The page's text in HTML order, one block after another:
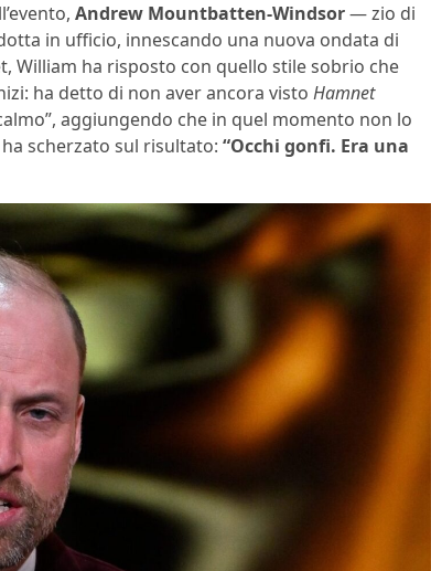
Andrew Mountbatten-Windsor— zio di
in ufficio, innescando una nuova ondata di
William ha risposto con quello stile sobrio che
ha detto di non aver ancora visto Hamnet
aggiungendo che in quel momento non lo
scherzato sul risultato: “Occhi gonfi. Era una